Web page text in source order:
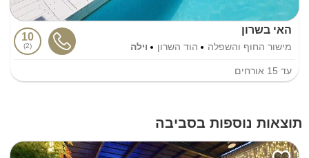
האי בשרון
מישור החוף והשפלה הוד השרון וילה
10
2
עד 15 אורחים
תוצאות נוספות בסביבה